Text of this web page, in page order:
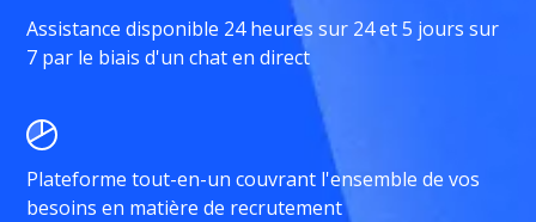
Assistance disponible 24 heures sur 24 et 5 jours sur
7 par le biais d'un chat en direct
Plateforme tout-en-un couvrant l'ensemble de vos
besoins en matière de recrutement